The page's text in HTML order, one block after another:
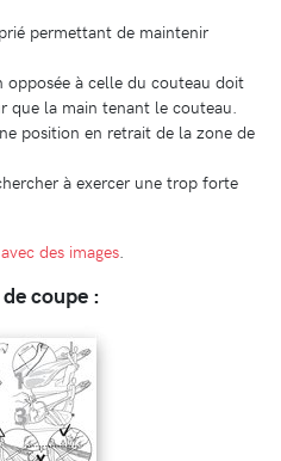
permettant de maintenir
opposée à celle du couteau doit
que la main tenant le couteau.
position en retrait de la zone de
à exercer une trop forte
des images
coupe :